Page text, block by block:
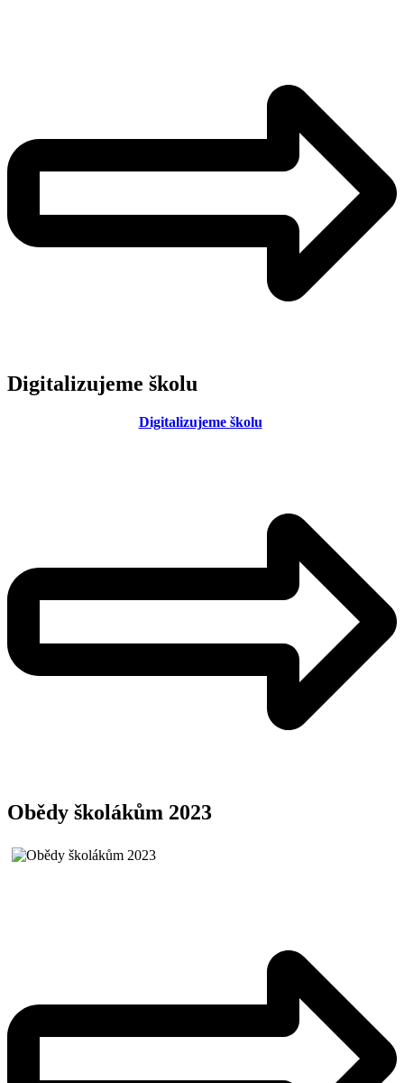
Digitalizujeme školu
Digitalizujeme školu
Obědy školákům 2023